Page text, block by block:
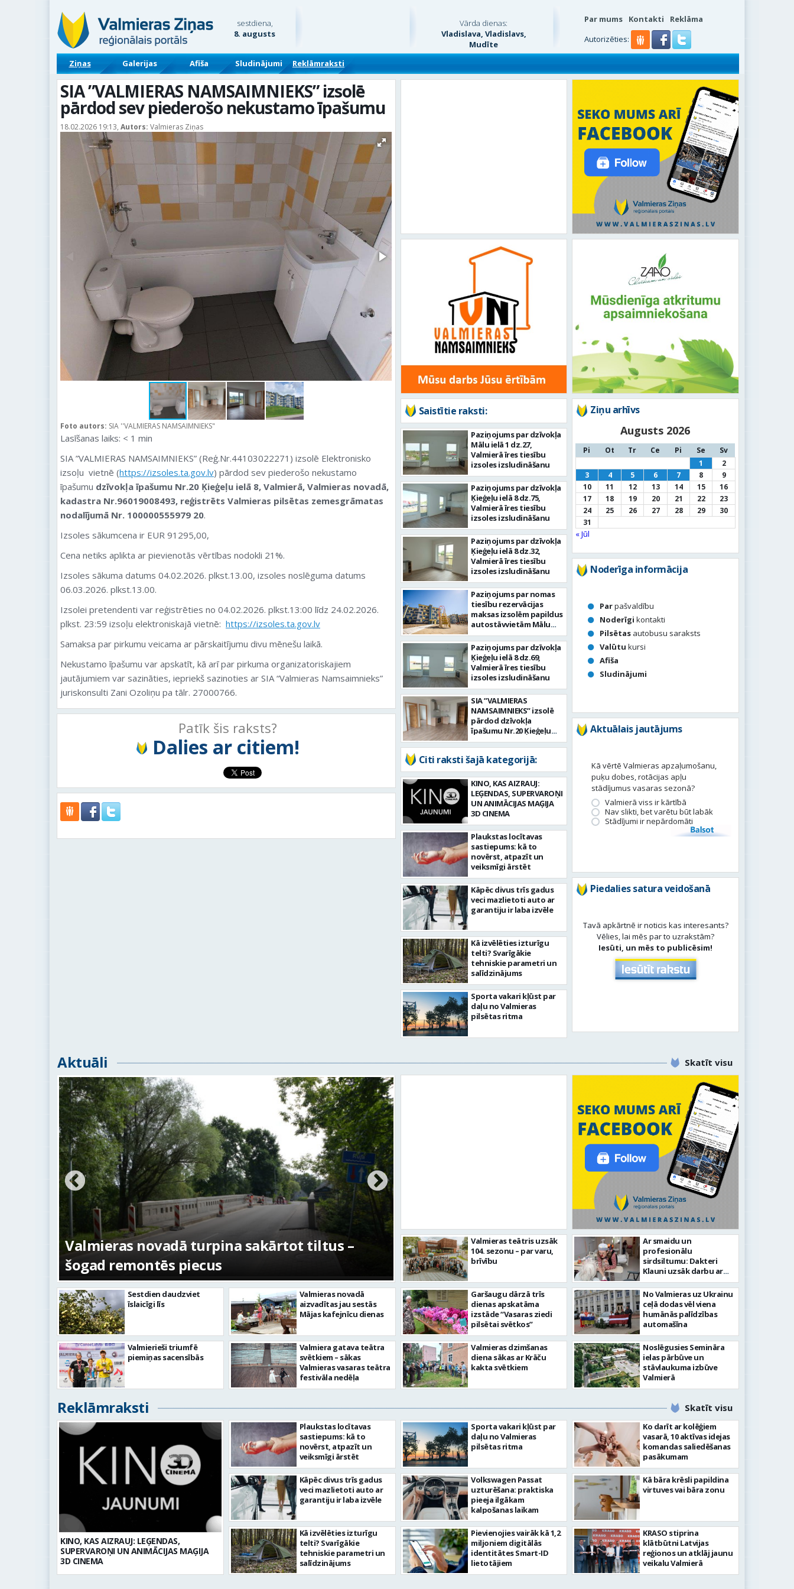
sestdiena,
8. augusts
Vārda dienas:
Vladislava, Vladislavs,
Mudīte
Par mums Kontakti
Reklāma
Autorizēties:
Ziņas Galerijas Afiša Sludinājumi Reklāmraksti
SIA ”VALMIERAS NAMSAIMNIEKS” izsolē
pārdod sev piederošo nekustamo īpašumu
18.02.2026 19:13, Autors: Valmieras Ziņas
Foto autors: SIA ''VALMIERAS NAMSAIMNIEKS"
Lasīšanas laiks: < 1 min
SIA ”VALMIERAS NAMSAIMNIEKS” (Reģ.Nr.44103022271) izsolē Elektronisko
izsoļu vietnē (https://izsoles.ta.gov.lv) pārdod sev piederošo nekustamo
īpašumu dzīvokļa īpašumu Nr.20 Ķieģeļu ielā 8, Valmierā, Valmieras novadā,
kadastra Nr.96019008493, reģistrēts Valmieras pilsētas zemesgrāmatas
nodalījumā Nr. 100000555979 20.
Izsoles sākumcena ir EUR 91295,00,
Cena netiks aplikta ar pievienotās vērtības nodokli 21%.
Izsoles sākuma datums 04.02.2026. plkst.13.00, izsoles noslēguma datums
06.03.2026. plkst.13.00.
Izsolei pretendenti var reģistrēties no 04.02.2026. plkst.13:00 līdz 24.02.2026.
plkst. 23:59 izsoļu elektroniskajā vietnē: https://izsoles.ta.gov.lv
Samaksa par pirkumu veicama ar pārskaitījumu divu mēnešu laikā.
Nekustamo īpašumu var apskatīt, kā arī par pirkuma organizatoriskajiem
jautājumiem var sazināties, iepriekš sazinoties ar SIA “Valmieras Namsaimnieks”
juriskonsulti Zani Ozoliņu pa tālr. 27000766.
Patīk šis raksts?
Dalies ar citiem!
Saistītie raksti:
Paziņojums par dzīvokļa
Mālu ielā 1 dz.27,
Valmierā īres tiesību
izsoles izsludināšanu
Paziņojums par dzīvokļa
Ķieģeļu ielā 8 dz.75,
Valmierā īres tiesību
izsoles izsludināšanu
Paziņojums par dzīvokļa
Ķieģeļu ielā 8 dz.32,
Valmierā īres tiesību
izsoles izsludināšanu
Paziņojums par nomas
tiesību rezervācijas
maksas izsolēm papildus
autostāvvietām Mālu
ielā 1 un Ķieģeļu ielā 8,
Valmierā
Paziņojums par dzīvokļa
Ķieģeļu ielā 8 dz.69,
Valmierā īres tiesību
izsoles izsludināšanu
SIA ”VALMIERAS
NAMSAIMNIEKS” izsolē
pārdod dzīvokļa
īpašumu Nr.20 Ķieģeļu
ielā 8, Valmierā
Citi raksti šajā kategorijā:
KINO, KAS AIZRAUJ:
LEĢENDAS, SUPERVAROŅI
UN ANIMĀCIJAS MAĢIJA
3D CINEMA
Plaukstas locītavas
sastiepums: kā to
novērst, atpazīt un
veiksmīgi ārstēt
Kāpēc divus trīs gadus
veci mazlietoti auto ar
garantiju ir laba izvēle
Kā izvēlēties izturīgu
telti? Svarīgākie
tehniskie parametri un
salīdzinājums
Sporta vakari kļūst par
daļu no Valmieras
pilsētas ritma
Ziņu arhīvs
Augusts 2026
Pi Ot Tr Ce Pi Se
Sv
1
2
3
4 5 6 7 8
9
10
11 12 13 14 15
16
17
18 19 20 21 22
23
24
25 26 27 28 29
30
31
« Jūl
Noderīga informācija
Parpašvaldību
Noderīgi kontakti
Pilsētas autobusu saraksts
Valūtu kursi
Afiša
Sludinājumi
Aktuālais jautājums
Kā vērtē Valmieras apzaļumošanu,
puķu dobes, rotācijas apļu
stādījumus vasaras sezonā?
Valmierā viss ir kārtībā
Nav slikti, bet varētu būt labāk
Stādījumi ir nepārdomāti
Balsot
Piedalies satura veidošanā
Tavā apkārtnē ir noticis kas interesants?
Vēlies, lai mēs par to uzrakstām?
Iesūti, un mēs to publicēsim!
Aktuāli Skatīt visu
Valmieras novadā turpina sakārtot tiltus –
šogad remontēs piecus
No pagaidu teātra līdz laikmetīgās kultūras
centram – kā attīstīsies “Kurtuve”
Sestdien daudzviet
īslaicīgi līs
Valmierieši triumfē
piemiņas sacensībās
Valmieras novadā
aizvadītas jau sestās
Mājas kafejnīcu dienas
Valmiera gatava teātra
svētkiem – sākas
Valmieras vasaras teātra
festivāla nedēļa
Valmieras teātris uzsāk
104. sezonu – par varu,
brīvību
Garšaugu dārzā trīs
dienas apskatāma
izstāde “Vasaras ziedi
pilsētai svētkos”
Valmieras dzimšanas
diena sākas ar Krāču
kakta svētkiem
Ar smaidu un
profesionālu
sirdsiltumu: Dakteri
Klauni uzsāk darbu ar
senioriem Vidzemes
slimnīcā
No Valmieras uz Ukrainu
ceļā dodas vēl viena
humānās palīdzības
automašīna
Noslēgusies Semināra
ielas pārbūve un
stāvlaukuma izbūve
Valmierā
Reklāmraksti Skatīt visu
KINO, KAS AIZRAUJ: LEĢENDAS,
SUPERVAROŅI UN ANIMĀCIJAS MAĢIJA
3D CINEMA
Plaukstas locītavas
sastiepums: kā to
novērst, atpazīt un
veiksmīgi ārstēt
Kāpēc divus trīs gadus
veci mazlietoti auto ar
garantiju ir laba izvēle
Kā izvēlēties izturīgu
telti? Svarīgākie
tehniskie parametri un
salīdzinājums
Sporta vakari kļūst par
daļu no Valmieras
pilsētas ritma
Volkswagen Passat
uzturēšana: praktiska
pieeja ilgākam
kalpošanas laikam
Pievienojies vairāk kā 1,2
miljoniem digitālās
identitātes Smart-ID
lietotājiem
Ko darīt ar kolēģiem
vasarā, 10 aktīvas idejas
komandas saliedēšanas
pasākumam
Kā bāra krēsli papildina
virtuves vai bāra zonu
KRASO stiprina
klātbūtni Latvijas
reģionos un atklāj jaunu
veikalu Valmierā